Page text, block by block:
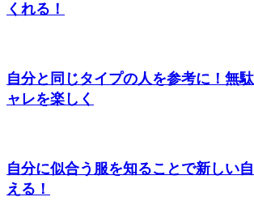
くれる！
自分と同じタイプの人を参考に！無
ャレを楽しく
自分に似合う服を知ることで新しい
える！